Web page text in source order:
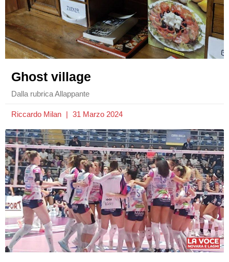
Ghost village
Dalla rubrica Allappante
Riccardo Milan 31 Marzo 2024